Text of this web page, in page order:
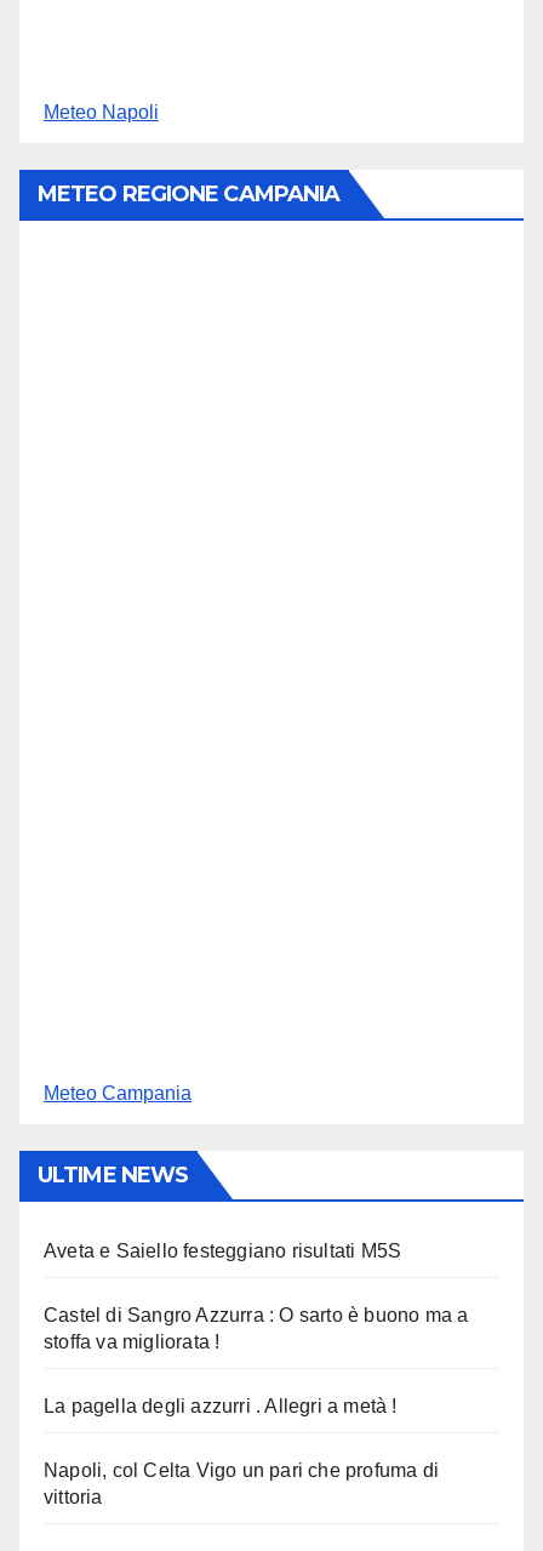
Meteo Napoli
METEO REGIONE CAMPANIA
Meteo Campania
ULTIME NEWS
Aveta e Saiello festeggiano risultati M5S
Castel di Sangro Azzurra : O sarto è buono ma a
stoffa va migliorata !
La pagella degli azzurri . Allegri a metà !
Napoli, col Celta Vigo un pari che profuma di
vittoria